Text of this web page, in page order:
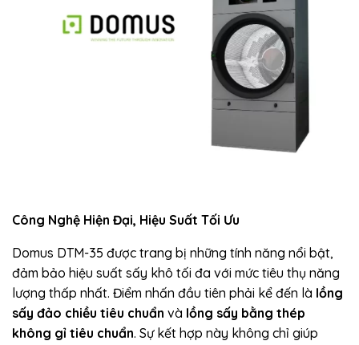
Công Nghệ Hiện Đại, Hiệu Suất Tối Ưu
Domus DTM-35 được trang bị những tính năng nổi bật,
đảm bảo hiệu suất sấy khô tối đa với mức tiêu thụ năng
lượng thấp nhất. Điểm nhấn đầu tiên phải kể đến là lồng
sấy đảo chiều tiêu chuẩn và lồng sấy bằng thép
không gỉ tiêu chuẩn. Sự kết hợp này không chỉ giúp